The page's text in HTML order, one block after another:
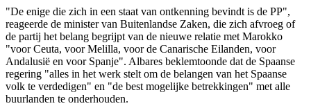
"De enige die zich in een staat van ontkenning bevindt is de PP",
reageerde de minister van Buitenlandse Zaken, die zich afvroeg of
de partij het belang begrijpt van de nieuwe relatie met Marokko
"voor Ceuta, voor Melilla, voor de Canarische Eilanden, voor
Andalusië en voor Spanje". Albares beklemtoonde dat de Spaanse
regering "alles in het werk stelt om de belangen van het Spaanse
volk te verdedigen" en "de best mogelijke betrekkingen" met alle
buurlanden te onderhouden.